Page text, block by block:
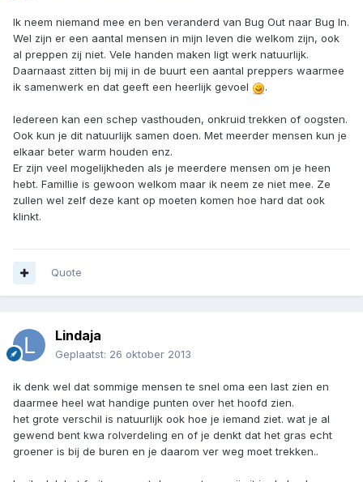
Ik neem niemand mee en ben veranderd van Bug Out naar Bug In.
Wel zijn er een aantal mensen in mijn leven die welkom zijn, ook
al preppen zij niet. Vele handen maken ligt werk natuurlijk.
Daarnaast zitten bij mij in de buurt een aantal preppers waarmee
ik samenwerk en dat geeft een heerlijk gevoel
.
Iedereen kan een schep vasthouden, onkruid trekken of oogsten.
Ook kun je dit natuurlijk samen doen. Met meerder mensen kun je
elkaar beter warm houden enz.
Er zijn veel mogelijkheden als je meerdere mensen om je heen
hebt. Famillie is gewoon welkom maar ik neem ze niet mee. Ze
zullen wel zelf deze kant op moeten komen hoe hard dat ook
klinkt.
Quote
Lindaja
Geplaatst: 26 oktober 2013
ik denk wel dat sommige mensen te snel oma een last zien en
daarmee heel wat handige punten over het hoofd zien.
het grote verschil is natuurlijk ook hoe je iemand ziet. wat je al
gewend bent kwa rolverdeling en of je denkt dat het gras echt
groener is bij de buren en je daarom ver weg moet trekken..